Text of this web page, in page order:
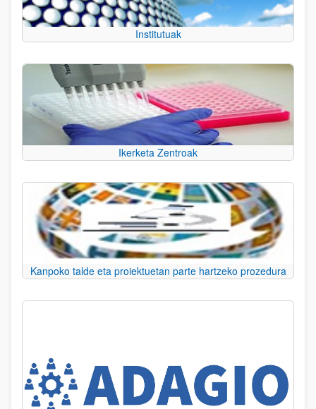
Institutuak
Ikerketa Zentroak
Kanpoko talde eta proiektuetan parte hartzeko prozedura